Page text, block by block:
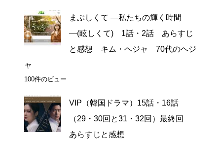
まぶしくて ―私たちの輝く時間
―(眩しくて) 1話・2話 あらすじ
と感想 キム・ヘジャ 70代のヘジ
ャ
100件のビュー
VIP（韓国ドラマ）15話・16話
（29・30回と31・32回）最終回
あらすじと感想